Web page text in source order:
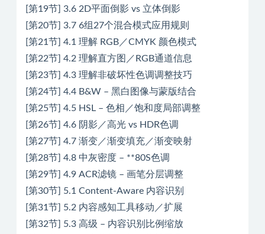
[第19节] 3.6 2D平面倒影 vs 立体倒影
[第20节] 3.7 6组27个混合模式应用规则
[第21节] 4.1 理解 RGB／CMYK 颜色模式
[第22节] 4.2 理解直方图／RGB通道信息
[第23节] 4.3 理解非破坏性色调调整技巧
[第24节] 4.4 B&W – 黑白图像与蒙版结合
[第25节] 4.5 HSL – 色相／饱和度局部调整
[第26节] 4.6 阴影／高光 vs HDR色调
[第27节] 4.7 渐变／渐变填充／渐变映射
[第28节] 4.8 中灰密度 – **80S色调
[第29节] 4.9 ACR滤镜 – 画笔分层调整
[第30节] 5.1 Content-Aware 内容识别
[第31节] 5.2 内容感知工具移动／扩展
[第32节] 5.3 高级 – 内容识别比例缩放